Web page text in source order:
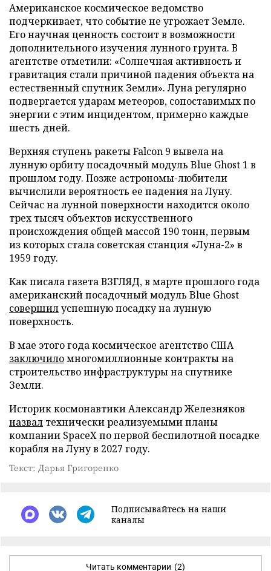
Американское космическое ведомство
подчеркивает, что событие не угрожает Земле.
Его научная ценность состоит в возможности
дополнительного изучения лунного грунта. В
агентстве отметили: «Солнечная активность и
гравитация стали причиной падения объекта на
естественный спутник Земли». Луна регулярно
подвергается ударам метеоров, сопоставимых по
энергии с этим инцидентом, примерно каждые
шесть дней.
Верхняя ступень ракеты Falcon 9 вывела на
лунную орбиту посадочный модуль Blue Ghost 1 в
прошлом году. Позже астрономы-любители
вычислили вероятность ее падения на Луну.
Сейчас на лунной поверхности находится около
трех тысяч объектов искусственного
происхождения общей массой 190 тонн, первым
из которых стала советская станция «Луна-2» в
1959 году.
Как писала газета ВЗГЛЯД, в марте прошлого года
американский посадочный модуль Blue Ghost
совершилуспешную посадку на лунную
поверхность.
В мае этого года космическое агентство США
заключиломногомиллионные контракты на
строительство инфраструктуры на спутнике
Земли.
Историк космонавтики Александр Железняков
назвал технически реализуемыми планы
компании SpaceX по первой беспилотной посадке
корабля на Луну в 2027 году.
Текст: Дарья Григоренко
Подписывайтесь на наши
каналы
Читать комментарии (2)